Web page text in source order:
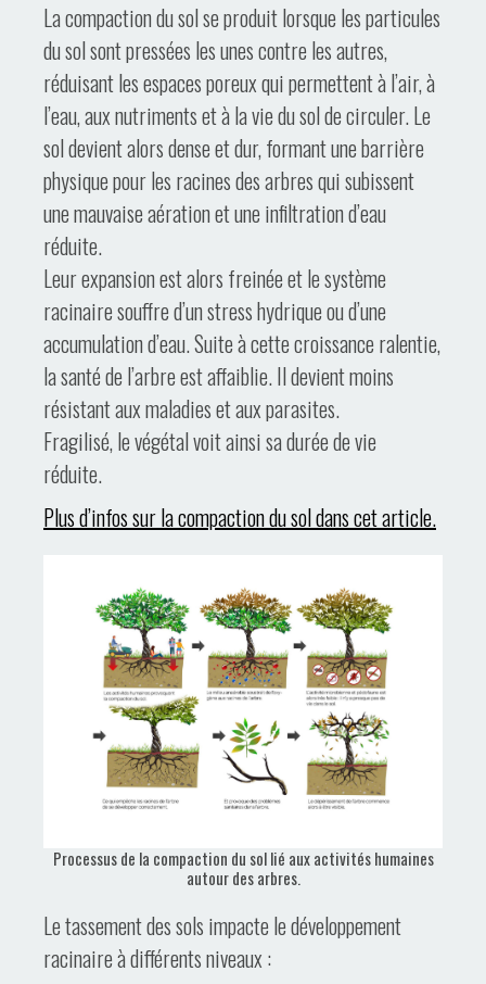
La compaction du sol se produit lorsque les particules
du sol sont pressées les unes contre les autres,
réduisant les espaces poreux qui permettent à l’air, à
l’eau, aux nutriments et à la vie du sol de circuler. Le
sol devient alors dense et dur, formant une barrière
physique pour les racines des arbres qui subissent
une mauvaise aération et une infiltration d’eau
réduite.
Leur expansion est alors freinée et le système
racinaire souffre d’un stress hydrique ou d’une
accumulation d’eau. Suite à cette croissance ralentie,
la santé de l’arbre est affaiblie. Il devient moins
résistant aux maladies et aux parasites.
Fragilisé, le végétal voit ainsi sa durée de vie
réduite.
Plus d’infos sur la compaction du sol dans cet article.
Processus de la compaction du sol lié aux activités humaines
autour des arbres.
Le tassement des sols impacte le développement
racinaire à différents niveaux :